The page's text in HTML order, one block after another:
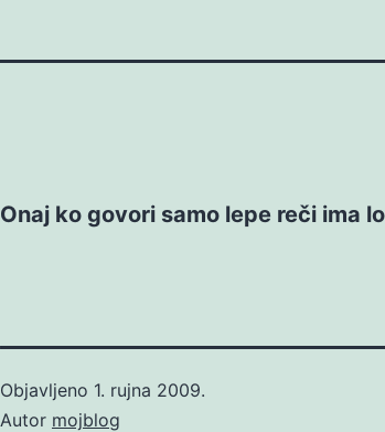
Onaj ko govori samo lepe reči ima
Objavljeno 1. rujna 2009.
Autor mojblog